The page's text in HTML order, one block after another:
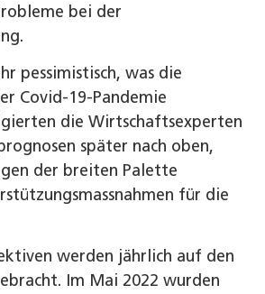
bei der
pessimistisch, was die
Covid-19-Pandemie
die Wirtschaftsexperten
später nach oben,
der breiten Palette
für die
werden jährlich auf den
Im Mai 2022 wurden